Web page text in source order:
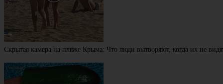
Скрытая камера на пляже Крыма: Что люди вытворяют, когда их не